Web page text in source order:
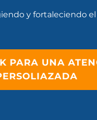
y fortaleciendo
PARA UNA